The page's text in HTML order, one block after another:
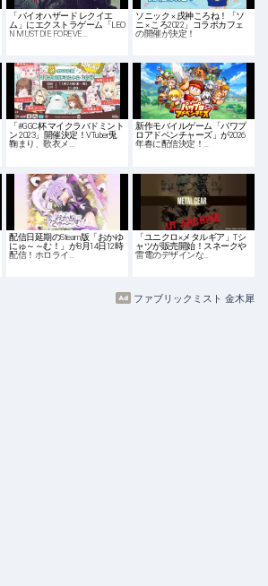
「バイオハザード レクイエ
ム」にエクストラゲーム「LEO
N MUST DIE FOREVE…
ソニック × 戌神ころね！「ソ
ニ × ころ2022」コラボカフェ
の開催が決定！
「#GGC杯 マイクラバドミント
ン 2023」開催決定！VTuber兎
鞠まり、歌衣メ…
新作モバイルゲーム「パワプ
ロアドベンチャーズ」が2026
年春に配信決定！…
配信日延期のSteam版「おかゆ
にゅ～～む！」が8月14日12時
配信！ホロライ…
「ユニクロ×メタルギア」Tシ
ャツが販売開始！スネークや
雷電のデザインな…
ファブリックミスト 金木犀